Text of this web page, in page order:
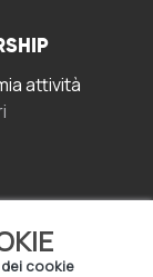
cookie
attività